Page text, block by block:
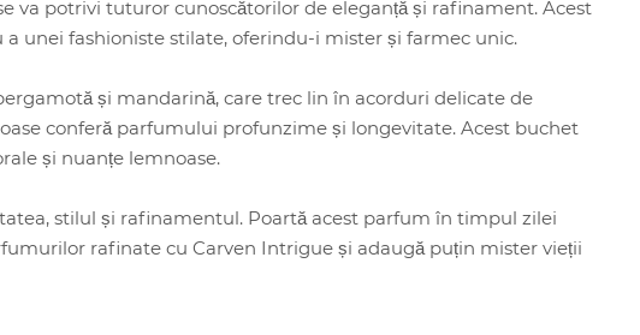
va potrivi tuturor cunoscătorilor de eleganță și rafinament. Acest
unei fashioniste stilate, oferindu-i mister și farmec unic.
și mandarină, care trec lin în acorduri delicate de
conferă parfumului profunzime și longevitate. Acest buchet
și nuanțe lemnoase.
stilul și rafinamentul. Poartă acest parfum în timpul zilei
rafinate cu Carven Intrigue și adaugă puțin mister vieții